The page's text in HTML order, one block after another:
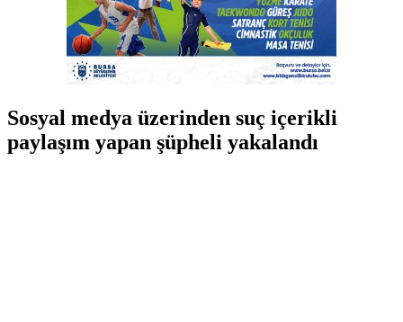
Sosyal medya üzerinden suç içerikli
paylaşım yapan şüpheli yakalandı